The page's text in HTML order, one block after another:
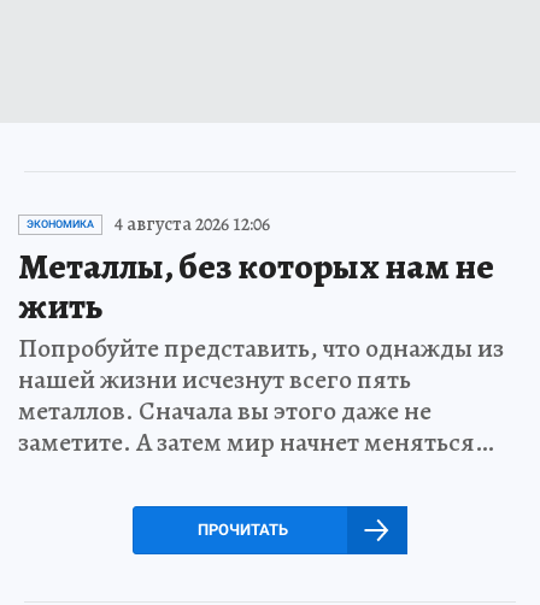
ЭКОНОМИКА 4 августа 2026 12:06
Металлы, без которых нам не
жить
Попробуйте представить, что однажды из
нашей жизни исчезнут всего пять
металлов. Сначала вы этого даже не
заметите. А затем мир начнет меняться…
ПРОЧИТАТЬ